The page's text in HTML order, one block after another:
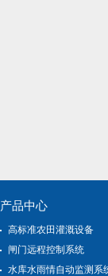
产品中心
高标准农田灌溉设备
闸门远程控制系统
水库水雨情自动监测系